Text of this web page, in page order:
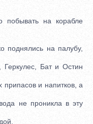
на корабле
на палубу,
Бат и Остин
и напитков, а
не проникла в эту